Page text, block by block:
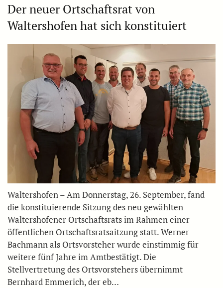
Der neuer Ortschaftsrat von
Waltershofen hat sich konstituiert
Waltershofen – Am Donnerstag, 26. September, fand
die konstituierende Sitzung des neu gewählten
Waltershofener Ortschaftsrats im Rahmen einer
öffentlichen Ortschaftsratsaitzung statt. Werner
Bachmann als Ortsvorsteher wurde einstimmig für
weitere fünf Jahre im Amtbestätigt. Die
Stellvertretung des Ortsvorstehers übernimmt
Bernhard Emmerich, der eb…